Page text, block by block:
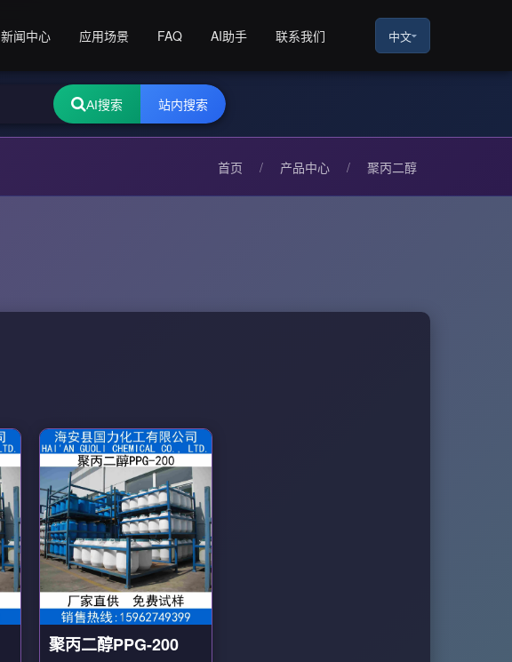
新闻中心 应用场景 FAQ AI助手 联系我们 中文
AI搜索 站内搜索
首页 / 产品中心 / 聚丙二醇
聚丙二醇PPG-200